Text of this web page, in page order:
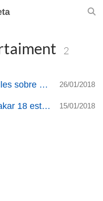
2
Se desvelan nuevos detalles sobre Dakar 18(ACTUALIZACIÓN) 26/01/2018
Los desarrolladores de Dakar 18 están valorando seriamente traer su juego a GNU-linux / SteamOS (ACTUALIZADO 2) 15/01/2018